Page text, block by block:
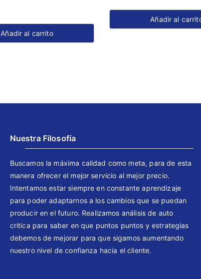
Añadir al carrito
Añadir al
Nuestra Filosofía
Buscamos la máxima calidad como meta, para de esta
manera ofrecer el mejor servicio al mejor precio.
Intentamos estar siempre en constante aprendizaje
para poder adaptarnos a los cambios que se puedan
producir en el futuro. Realizamos análisis de auto
critica para saber en que puntos puntos y estrategias
debemos de mejorar para que sigamos aumentando
nuestro nivel de confianza hacia el cliente.